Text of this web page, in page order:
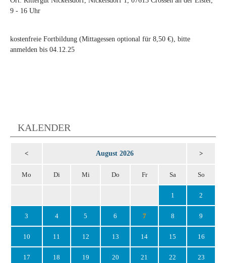
9 - 16 Uhr
kostenfreie Fortbildung (Mittagessen optional für 8,50 €), bitte
anmelden bis 04.12.25
KALENDER
< August 2026 >
Mo Di Mi Do Fr Sa So
1 2
3 4 5 6 7 8 9
10 11 12 13 14 15 16
17 18 19 20 21 22 23